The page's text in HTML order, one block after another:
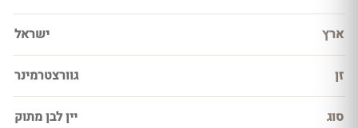
ארץ ישראל
זן גוורצטרמינר
סוג יין לבן מתוק